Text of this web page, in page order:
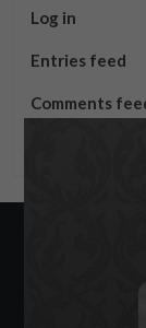
Log in
Entries feed
Comments